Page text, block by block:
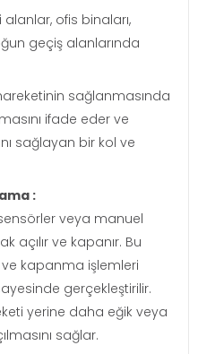
ofis binaları,
geçiş alanlarında
sağlanmasında
ifade eder ve
sağlayan bir kol ve
:
veya manuel
açılır ve kapanır. Bu
ve kapanma işlemleri
gerçekleştirilir.
yerine daha eğik veya
sağlar.